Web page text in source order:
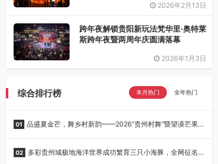
2026年2月13日
跨年夜解锁贵阳新玩法梵华里·奥特莱
斯跨年夜暨两周年庆圆满落幕
2026年1月3日
综合排行榜 本月热门 全年热门
01 品盛夏金芒，舞乡村新韵——2026“贵州村舞”暨望谟芒果
02 多彩贵州城极地海洋世界成功繁育三只小海豚，全网征名